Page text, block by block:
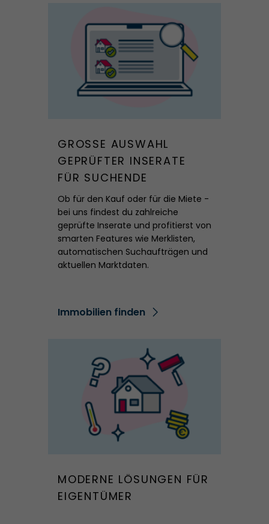
GROSSE AUSWAHL G
EPRÜFTER INSERATE F
ÜR SUCHENDE
Ob für den Kauf oder für die Miete -
bei uns findest du zahlreiche
geprüfte Inserate und profitierst von
smarten Features wie Merklisten,
automatischen Suchaufträgen und
aktuellen Marktdaten.
Immobilien finden
MODERNE LÖSUNGEN FÜR
EIGENTÜMER